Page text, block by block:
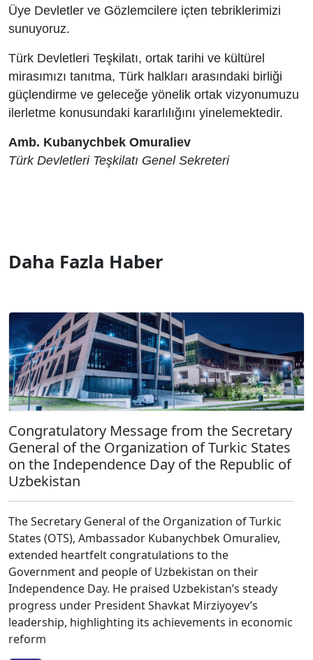
Üye Devletler ve Gözlemcilere içten tebriklerimizi
sunuyoruz.
Türk Devletleri Teşkilatı, ortak tarihi ve kültürel
mirasımızı tanıtma, Türk halkları arasındaki birliği
güçlendirme ve geleceğe yönelik ortak vizyonumuzu
ilerletme konusundaki kararlılığını yinelemektedir.
Amb. Kubanychbek Omuraliev
Türk Devletleri Teşkilatı Genel Sekreteri
Daha Fazla Haber
Congratulatory Message from the Secretary
General of the Organization of Turkic States
on the Independence Day of the Republic of
Uzbekistan
The Secretary General of the Organization of Turkic
States (OTS), Ambassador Kubanychbek Omuraliev,
extended heartfelt congratulations to the
Government and people of Uzbekistan on their
Independence Day. He praised Uzbekistan’s steady
progress under President Shavkat Mirziyoyev’s
leadership, highlighting its achievements in economic
reform